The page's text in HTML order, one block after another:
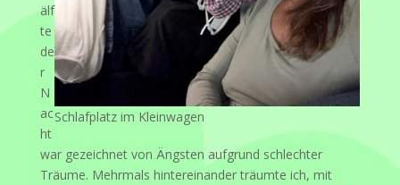
Schlafplatz im Kleinwagen
älf
te
de
r
N
ac
ht
war gezeichnet von Ängsten aufgrund schlechter
Träume. Mehrmals hintereinander träumte ich, mit